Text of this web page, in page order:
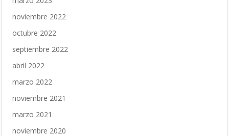
noviembre 2022
octubre 2022
septiembre 2022
abril 2022
marzo 2022
noviembre 2021
marzo 2021
noviembre 2020